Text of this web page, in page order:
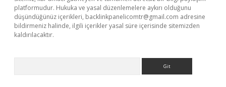
platformudur. Hukuka ve yasal düzenlemelere aykırı olduğunu
düşündüğünüz içerikleri, backlinkpanelicomtr@gmail.com adresine
bildirmeniz halinde, ilgili içerikler yasal süre içerisinde sitemizden
kaldırılacaktır.